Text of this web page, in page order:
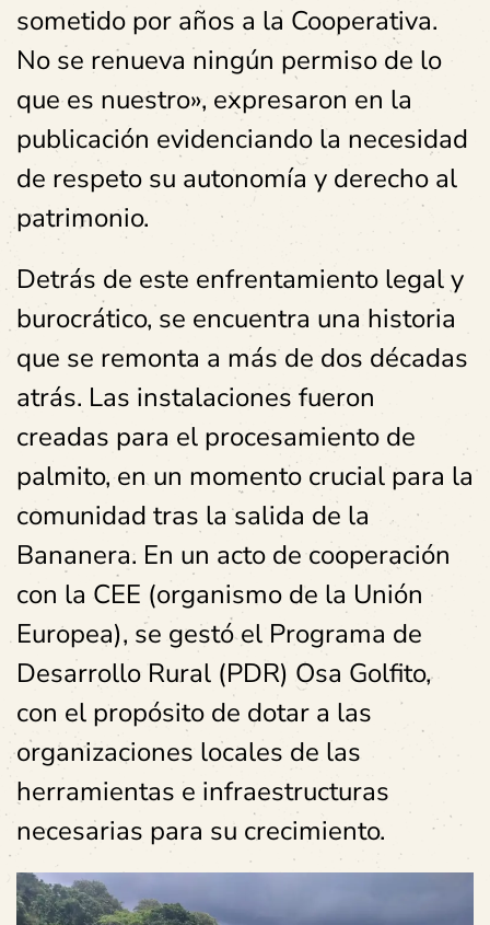
sometido por años a la Cooperativa.
No se renueva ningún permiso de lo
que es nuestro», expresaron en la
publicación evidenciando la necesidad
de respeto su autonomía y derecho al
patrimonio.
Detrás de este enfrentamiento legal y
burocrático, se encuentra una historia
que se remonta a más de dos décadas
atrás. Las instalaciones fueron
creadas para el procesamiento de
palmito, en un momento crucial para la
comunidad tras la salida de la
Bananera. En un acto de cooperación
con la CEE (organismo de la Unión
Europea), se gestó el Programa de
Desarrollo Rural (PDR) Osa Golfito,
con el propósito de dotar a las
organizaciones locales de las
herramientas e infraestructuras
necesarias para su crecimiento.